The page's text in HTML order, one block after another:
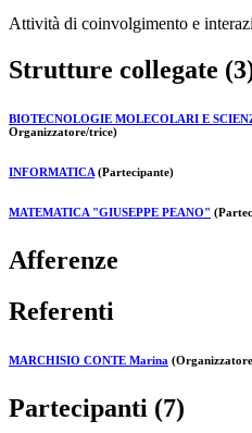
Attività di coinvolgimento e
Strutture collegate
BIOTECNOLOGIE MOLECOLARI E
Organizzatore/trice)
INFORMATICA (Partecipante)
MATEMATICA "GIUSEPPE PEANO"
Afferenze
Referenti
MARCHISIO CONTE Marina
Partecipanti (7)